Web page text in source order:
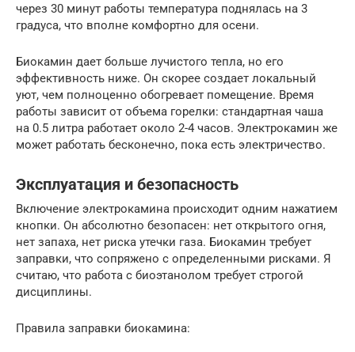
через 30 минут работы температура поднялась на 3
градуса, что вполне комфортно для осени.
Биокамин дает больше лучистого тепла, но его
эффективность ниже. Он скорее создает локальный
уют, чем полноценно обогревает помещение. Время
работы зависит от объема горелки: стандартная чаша
на 0.5 литра работает около 2-4 часов. Электрокамин же
может работать бесконечно, пока есть электричество.
Эксплуатация и безопасность
Включение электрокамина происходит одним нажатием
кнопки. Он абсолютно безопасен: нет открытого огня,
нет запаха, нет риска утечки газа. Биокамин требует
заправки, что сопряжено с определенными рисками. Я
считаю, что работа с биоэтанолом требует строгой
дисциплины.
Правила заправки биокамина: